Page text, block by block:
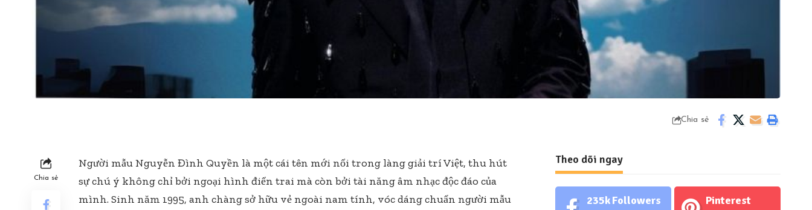
Chia sẻ
Chia sẻ
Người mẫu Nguyễn Đình Quyền là một cái tên mới nổi trong làng giải trí Việt, thu hút
sự chú ý không chỉ bởi ngoại hình điển trai mà còn bởi tài năng âm nhạc độc đáo của
mình. Sinh năm 1995, anh chàng sở hữu vẻ ngoài nam tính, vóc dáng chuẩn người mẫu
Theo dõi ngay
235kFollowers Pinterest